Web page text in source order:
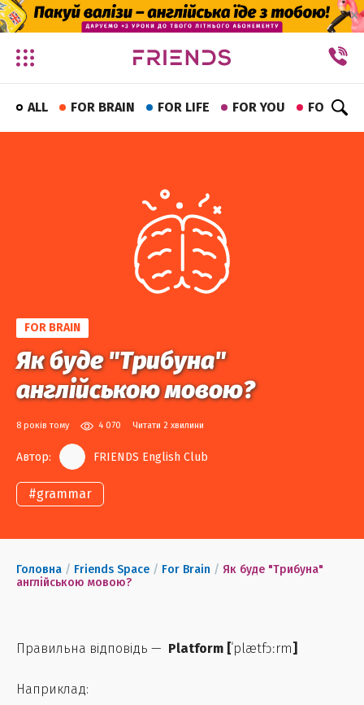
✕
ALL FOR BRAIN FOR LIFE FOR YOU FOR FUN
FOR BRAIN
Як буде "Трибуна"
англійською мовою?
8 років тому 4 070 Читати 2 хвилини
Автор: FRIENDS English Club
#grammar
Головна / Friends Space / For Brain / Як буде "Трибуна"
англійською мовою?
Правильна відповідь — Platform [ˈplætfɔːrm]
Наприклад: